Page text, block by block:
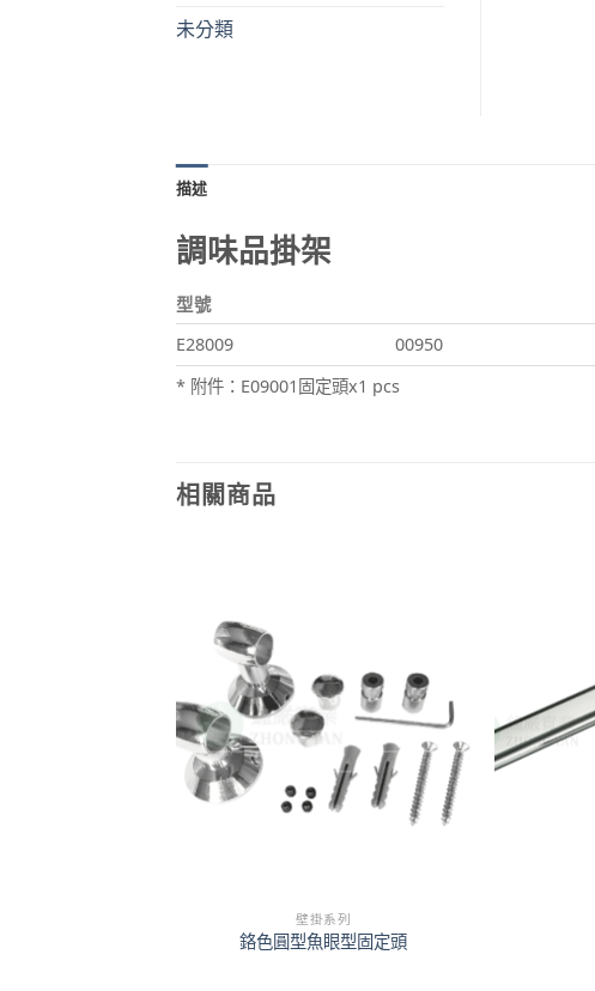
未分類
描述
調味品掛架
型號
E28009
00950
* 附件：E09001固定頭x1 pcs
相關商品
壁掛系列
鉻色圓型魚眼型固定頭